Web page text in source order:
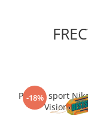
-18%
Pantofi sport
Vision